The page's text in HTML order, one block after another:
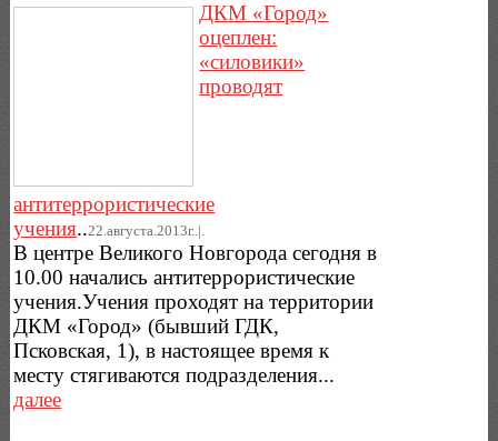
ДКМ «Город»
оцеплен:
«силовики»
проводят
антитеррористические
учения..22.августа.2013г..|.
В центре Великого Новгорода сегодня в
10.00 начались антитеррористические
учения.Учения проходят на территории
ДКМ «Город» (бывший ГДК,
Псковская, 1), в настоящее время к
месту стягиваются подразделения...
далее